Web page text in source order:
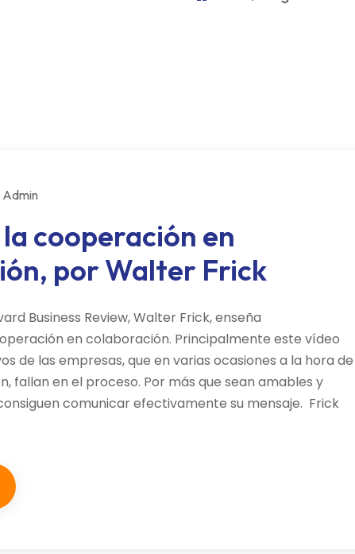
Admin
cooperación en
por Walter Frick
Business Review, Walter Frick, enseña
en colaboración. Principalmente este vídeo
de las empresas, que en varias ocasiones a la hora de
fallan en el proceso. Por más que sean amables y
comunicar efectivamente su mensaje. Frick